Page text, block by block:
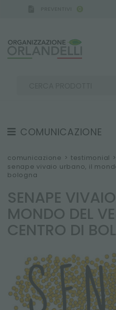
0
ALTRI RISULTATI PER TE:
COMUNICAZIONE
TESTIMONIAL
NEWS
CATALOGHI
NEWSLETTER
comunicazione > testimonial >
senape vivaio urbano, il
bologna
SENAPE
MONDO DEL
CENTRO DI